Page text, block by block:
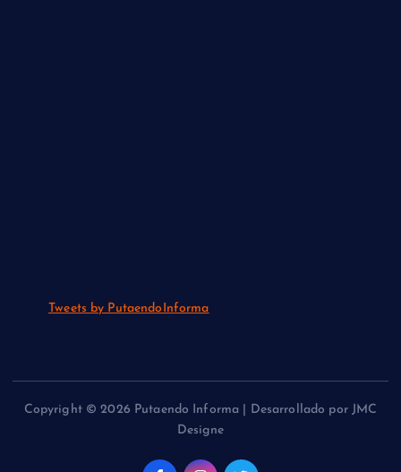
Tweets by PutaendoInforma
Copyright © 2026 Putaendo Informa | Desarrollado por JMC
Designe